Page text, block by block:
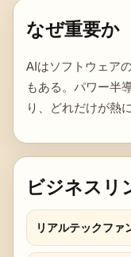
なぜ重要か
AIはソフトウェア
もある。パワー半
り、どれだけが熱
ビジネスリ
リアルテックファ